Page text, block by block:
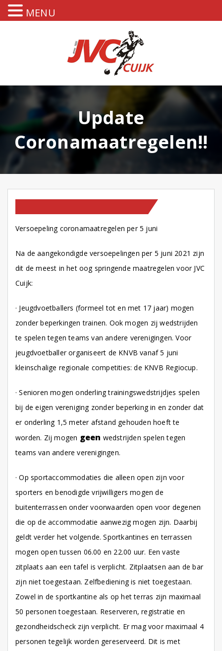
Update
Coronamaatregelen!!
Versoepeling coronamaatregelen per 5 juni
Na de aangekondigde versoepelingen per 5 juni 2021 zijn
dit de meest in het oog springende maatregelen voor JVC
Cuijk:
· Jeugdvoetballers (formeel tot en met 17 jaar) mogen
zonder beperkingen trainen. Ook mogen zij wedstrijden
te spelen tegen teams van andere verenigingen. Voor
jeugdvoetballer organiseert de KNVB vanaf 5 juni
kleinschalige regionale competities: de KNVB Regiocup.
· Senioren mogen onderling trainingswedstrijdjes spelen
bij de eigen vereniging zonder beperking in en zonder dat
er onderling 1,5 meter afstand gehouden hoeft te
worden. Zij mogen geen wedstrijden spelen tegen
teams van andere verenigingen.
· Op sportaccommodaties die alleen open zijn voor
sporters en benodigde vrijwilligers mogen de
buitenterrassen onder voorwaarden open voor degenen
die op de accommodatie aanwezig mogen zijn. Daarbij
geldt verder het volgende. Sportkantines en terrassen
mogen open tussen 06.00 en 22.00 uur. Een vaste
zitplaats aan een tafel is verplicht. Zitplaatsen aan de bar
zijn niet toegestaan. Zelfbediening is niet toegestaan.
Zowel in de sportkantine als op het terras zijn maximaal
50 personen toegestaan. Reserveren, registratie en
gezondheidscheck zijn verplicht. Er mag voor maximaal 4
personen tegelijk worden gereserveerd. Dit is met
MENU